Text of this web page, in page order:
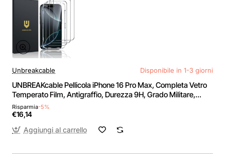
Unbreakcable Disponibile in 1-3 giorni
UNBREAKcable Pellicola iPhone 16 Pro Max, Completa Vetro
Temperato Film, Antigraffio, Durezza 9H, Grado Militare,
99,99% HD, Tocco Sensibile, 3 pezzi - iPhone 16 Pro Max
Risparmia-5%
€16,14
Aggiungi al carrello